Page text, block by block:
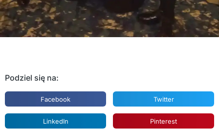
Podziel się na:
Facebook Twitter
LinkedIn Pinterest